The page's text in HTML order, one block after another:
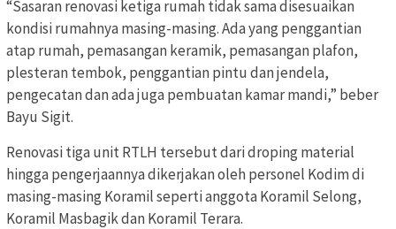
“Sasaran renovasi ketiga rumah tidak sama disesuaikan
kondisi rumahnya masing-masing. Ada yang penggantian
atap rumah, pemasangan keramik, pemasangan plafon,
plesteran tembok, penggantian pintu dan jendela,
pengecatan dan ada juga pembuatan kamar mandi,” beber
Bayu Sigit.
Renovasi tiga unit RTLH tersebut dari droping material
hingga pengerjaannya dikerjakan oleh personel Kodim di
masing-masing Koramil seperti anggota Koramil Selong,
Koramil Masbagik dan Koramil Terara.